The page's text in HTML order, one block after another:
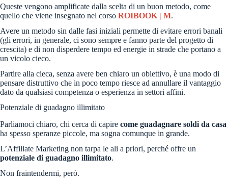
Queste vengono amplificate dalla scelta di un buon metodo, come
quello che viene insegnato nel corso ROIBOOK | M.
Avere un metodo sin dalle fasi iniziali permette di evitare errori banali
(gli errori, in generale, ci sono sempre e fanno parte del progetto di
crescita) e di non disperdere tempo ed energie in strade che portano a
un vicolo cieco.
Partire alla cieca, senza avere ben chiaro un obiettivo, è una modo di
pensare distruttivo che in poco tempo riesce ad annullare il vantaggio
dato da qualsiasi competenza o esperienza in settori affini.
Potenziale di guadagno illimitato
Parliamoci chiaro, chi cerca di capire come guadagnare soldi da casa
ha spesso speranze piccole, ma sogna comunque in grande.
L’Affiliate Marketing non tarpa le ali a priori, perché offre un
potenziale di guadagno illimitato.
Non fraintendermi, però.